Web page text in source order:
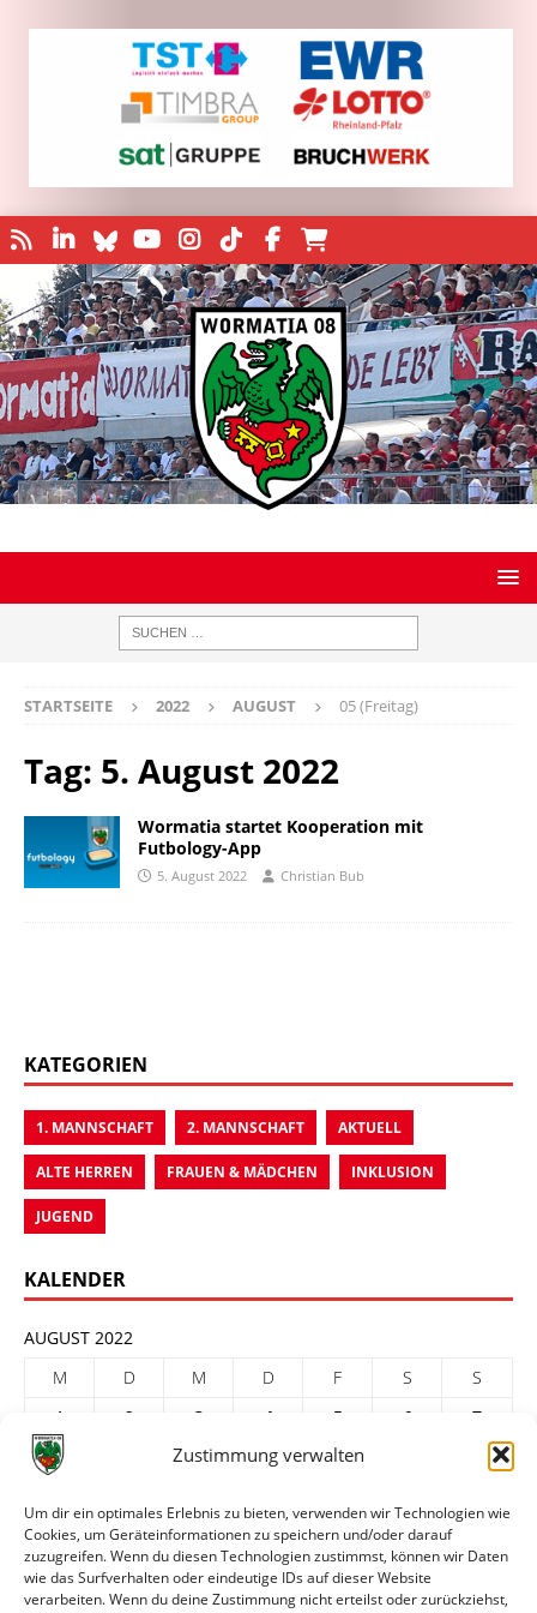
Zustimmung verwalten
Um dir ein optimales Erlebnis zu bieten, verwenden wir Technologien wie
Cookies, um Geräteinformationen zu speichern und/oder darauf
zuzugreifen. Wenn du diesen Technologien zustimmst, können wir Daten
wie das Surfverhalten oder eindeutige IDs auf dieser Website
verarbeiten. Wenn du deine Zustimmung nicht erteilst oder zurückziehst,
STARTSEITE 2022 AUGUST 05 (Freitag)
Tag: 5. August 2022
Wormatia startet Kooperation mit
Futbology-App
5. August 2022 Christian Bub
KATEGORIEN
1. MANNSCHAFT 2. MANNSCHAFT AKTUELL
ALTE HERREN FRAUEN & MÄDCHEN INKLUSION
JUGEND
KALENDER
AUGUST 2022
M
D M D F S
S
1
2 3 4 5 6
7
8
10 11 12
22
23 24 25 26 27
29
30
31